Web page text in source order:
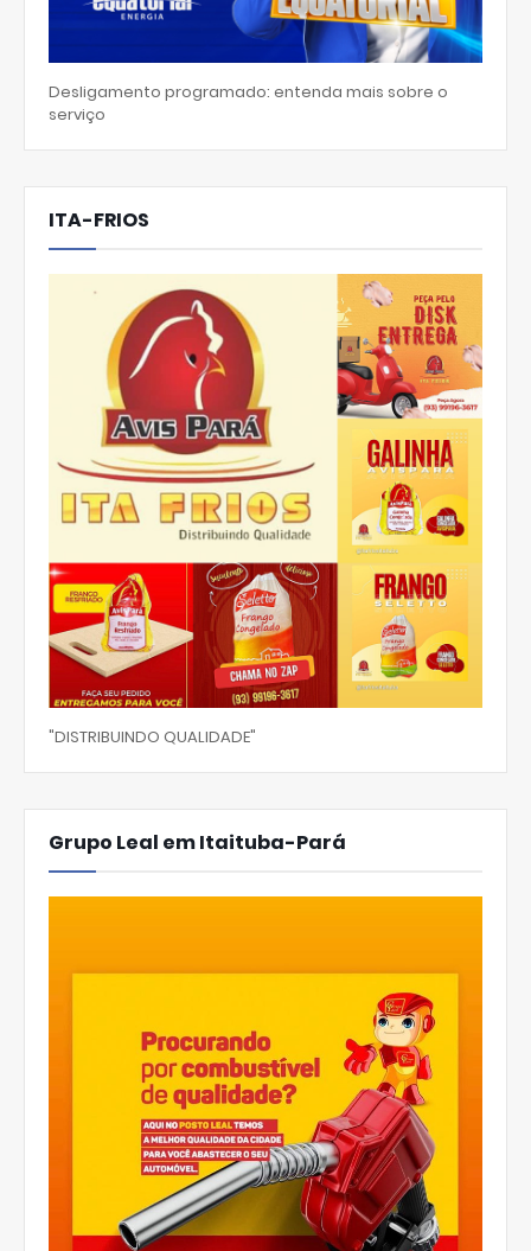
Desligamento programado: entenda mais sobre o
serviço
ITA-FRIOS
"DISTRIBUINDO QUALIDADE"
Grupo Leal em Itaituba-Pará